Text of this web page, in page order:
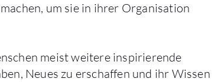
um sie in ihrer Organisation
meist weitere inspirierende
Neues zu erschaffen und ihr Wissen